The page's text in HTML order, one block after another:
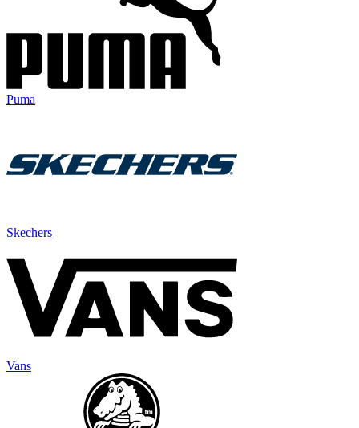
Puma
Skechers
Vans